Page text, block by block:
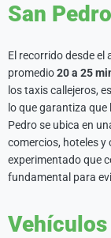
San Pedro
El recorrido desde
promedio20 a 25
los taxis callejeros,
lo que garantiza
Pedro se ubica en
comercios, hoteles
experimentado que
fundamental para